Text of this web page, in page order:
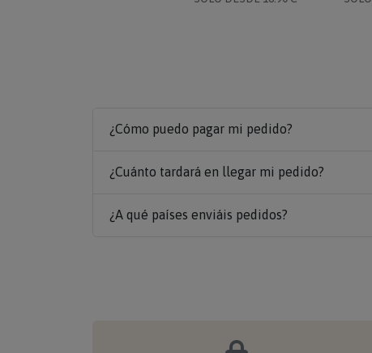
¿Cómo puedo pagar mi pedido?
¿Cuánto tardará en llegar mi pedido?
¿A qué países enviáis pedidos?